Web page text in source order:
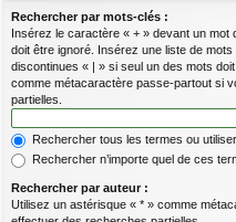
Rechercher par mots-clés :
Insérez le caractère « + » devant un mot
doit être ignoré. Insérez une liste de
discontinues « | » si seul un des mots
comme métacaractère passe-partout si
partielles.
Rechercher tous les termes ou
Rechercher n’importe quel de ces
Rechercher par auteur :
Utilisez un astérisque « * » comme